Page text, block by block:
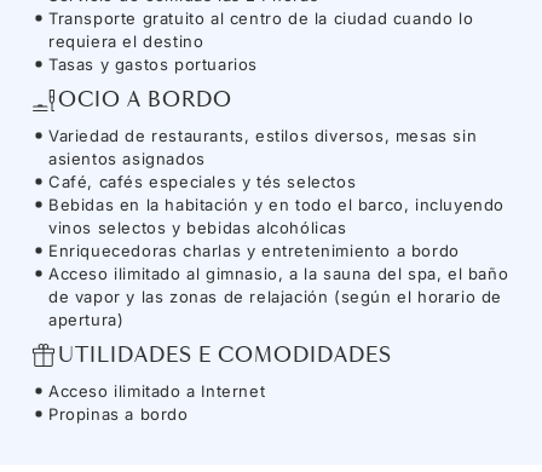
Transporte gratuito al centro de la ciudad cuando lo
requiera el destino
Tasas y gastos portuarios
OCIO A BORDO
Variedad de restaurants, estilos diversos, mesas sin
asientos asignados
Café, cafés especiales y tés selectos
Bebidas en la habitación y en todo el barco, incluyendo
vinos selectos y bebidas alcohólicas
Enriquecedoras charlas y entretenimiento a bordo
Acceso ilimitado al gimnasio, a la sauna del spa, el baño
de vapor y las zonas de relajación (según el horario de
apertura)
UTILIDADES E COMODIDADES
Acceso ilimitado a Internet
Propinas a bordo